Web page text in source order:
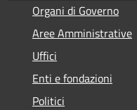
Organi di Governo
Aree Amministrative
Uffici
Enti e fondazioni
Politici